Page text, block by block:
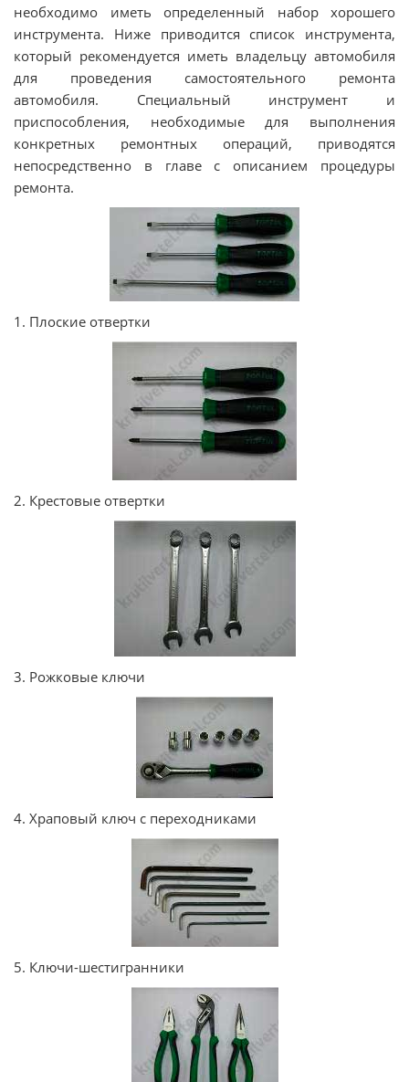
необходимо иметь определенный набор хорошего
инструмента. Ниже приводится список инструмента,
который рекомендуется иметь владельцу автомобиля
для проведения самостоятельного ремонта
автомобиля. Специальный инструмент и
приспособления, необходимые для выполнения
конкретных ремонтных операций, приводятся
непосредственно в главе с описанием процедуры
ремонта.
1. Плоские отвертки
2. Крестовые отвертки
3. Рожковые ключи
4. Храповый ключ с переходниками
5. Ключи-шестигранники